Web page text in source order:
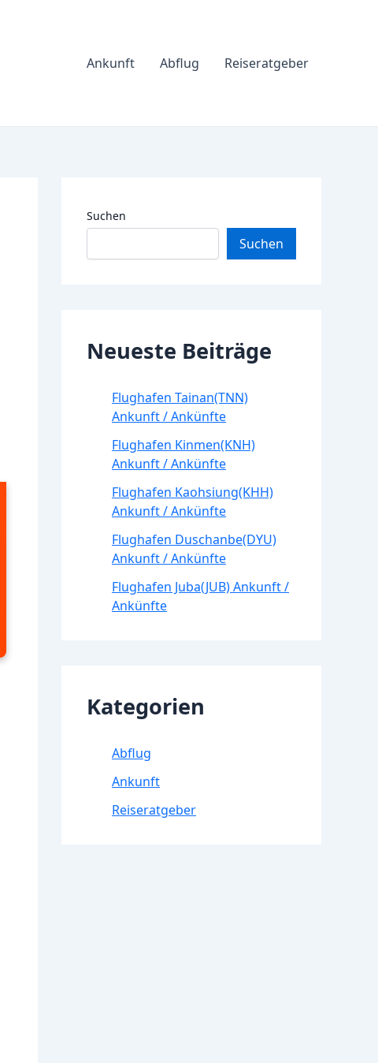
Ankunft Abflug Reiseratgeber
Suchen
Suchen
Neueste Beiträge
Flughafen Tainan(TNN)
Ankunft / Ankünfte
Flughafen Kinmen(KNH)
Ankunft / Ankünfte
Flughafen Kaohsiung(KHH)
Ankunft / Ankünfte
Flughafen Duschanbe(DYU)
Ankunft / Ankünfte
Flughafen Juba(JUB) Ankunft /
Ankünfte
Kategorien
Abflug
Ankunft
Reiseratgeber